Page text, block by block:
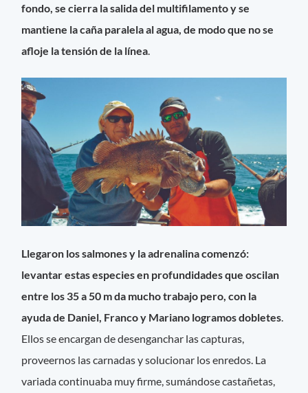
fondo, se cierra la salida del multifilamento y se
mantiene la caña paralela al agua, de modo que no se
afloje la tensión de la línea.
Llegaron los salmones y la adrenalina comenzó:
levantar estas especies en profundidades que oscilan
entre los 35 a 50 m da mucho trabajo pero, con la
ayuda de Daniel, Franco y Mariano logramos dobletes.
Ellos se encargan de desenganchar las capturas,
proveernos las carnadas y solucionar los enredos. La
variada continuaba muy firme, sumándose castañetas,